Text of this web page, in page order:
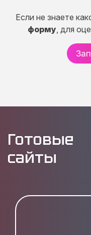
Если не знаете
форму, для
Готовые
сайты